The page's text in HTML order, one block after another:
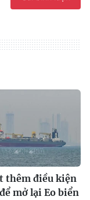
thêm điều kiện
mở lại Eo biển